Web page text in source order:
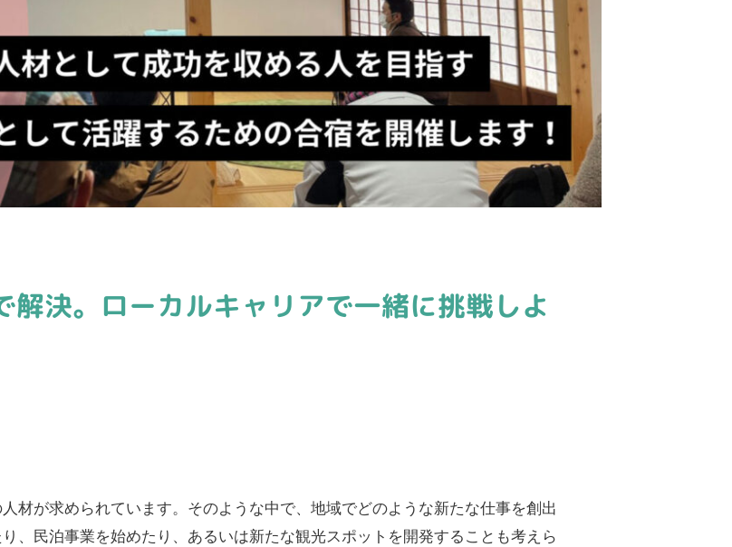
決。ローカルキャリアで一緒に挑戦しよ
材が求められています。そのような中で、地域でどのような新たな仕事を創出
、民泊事業を始めたり、あるいは新たな観光スポットを開発することも考えら